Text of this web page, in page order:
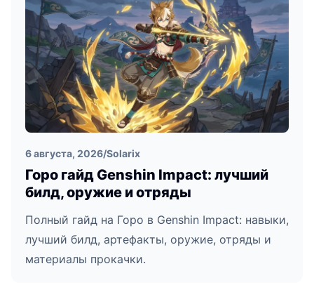
6 августа, 2026/Solarix
Горо гайд Genshin Impact: лучший
билд, оружие и отряды
Полный гайд на Горо в Genshin Impact: навыки,
лучший билд, артефакты, оружие, отряды и
материалы прокачки.